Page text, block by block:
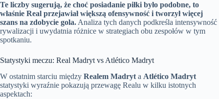
Te liczby sugerują, że choć posiadanie piłki było podobne, to
właśnie Real przejawiał większą ofensywność i tworzył więcej
szans na zdobycie gola. Analiza tych danych podkreśla intensywność
rywalizacji i uwydatnia różnice w strategiach obu zespołów w tym
spotkaniu.
Statystyki meczu: Real Madryt vs Atlético Madryt
W ostatnim starciu między Realem Madryt a Atlético Madryt
statystyki wyraźnie pokazują przewagę Realu w kilku istotnych
aspektach: